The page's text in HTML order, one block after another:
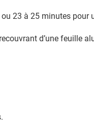
23 à 25 minutes pour
d’une feuille